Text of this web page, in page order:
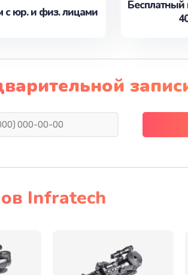
с юр. и физ. лицами
Бесплатный
Infratech